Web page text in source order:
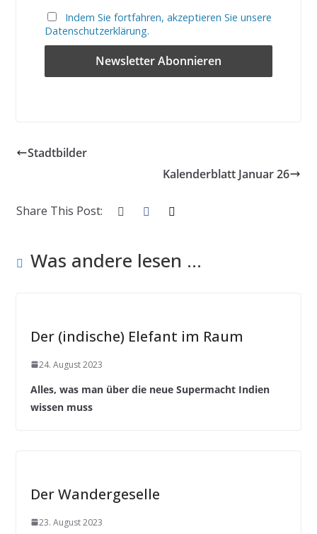
Indem Sie fortfahren, akzeptieren Sie unsere
Datenschutzerklärung.
Stadtbilder
Kalenderblatt Januar 26
Share This Post:
Was andere lesen ...
Der (indische) Elefant im Raum
24. August 2023
Alles, was man über die neue Supermacht Indien
wissen muss
Der Wandergeselle
23. August 2023